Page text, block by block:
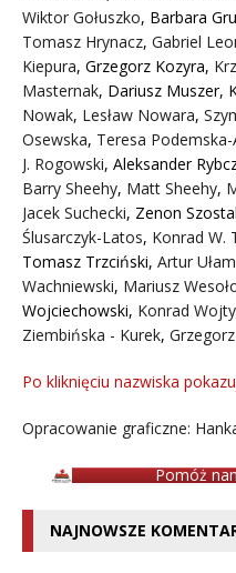
Wiktor Gołuszko, Barbara
Tomasz Hrynacz, Gabriel
Kiepura, Grzegorz Kozyra,
Masternak, Dariusz Muszer,
Nowak, Lesław Nowara,
Osewska, Teresa
J. Rogowski, Aleksander
Barry Sheehy, Matt Sheehy,
Jacek Suchecki, Zenon
Ślusarczyk-Latos, Konrad W.
Tomasz Trzciński, Artur
Wachniewski, Mariusz
Wojciechowski, Konrad
Ziembińska - Kurek,
Po kliknięciu nazwiska
Opracowanie graficzne:
Pomóż
NAJNOWSZE